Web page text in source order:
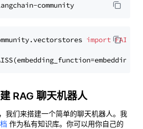
import FAISS
RAG 聊天机器人
我们来搭建一个简单的聊天机器人。我
作为私有知识库。你可以用你自己的